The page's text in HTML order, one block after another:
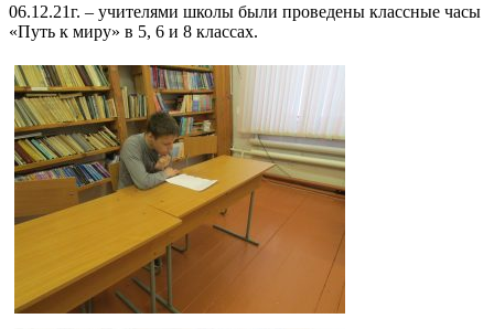
06.12.21г. – учителями школы были проведены классные часы
«Путь к миру» в 5, 6 и 8 классах.